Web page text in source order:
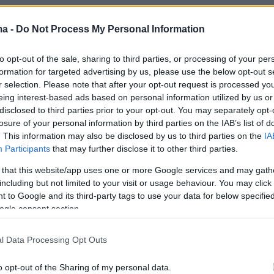
- Do Not Process My Personal Information
opt-out of the sale, sharing to third parties, or processing of your
for targeted advertising by us, please use the below opt-out
selection. Please note that after your opt-out request is processed
interest-based ads based on personal information utilized by us
to third parties prior to your opt-out. You may separately
of your personal information by third parties on the IAB’s list of
This information may also be disclosed by us to third parties on the
Participants that may further disclose it to other third parties.
that this website/app uses one or more Google services and may
but not limited to your visit or usage behaviour. You may
to Google and its third-party tags to use your data for below
consent section.
Data Processing Opt Outs
opt-out of the Sharing of my personal data.
το πήρα απόφαση ότι δεν θα
με το ποδόσφαιρο
ήταν πολύ δύσκολη, γιατί είχα φτιάξει όλη μου τη
μου γύρω από αυτό» εξηγεί
3
Μίχας: «Έχω βρεθεί σε φυλακή
γιατί δεν μπόρεσα να